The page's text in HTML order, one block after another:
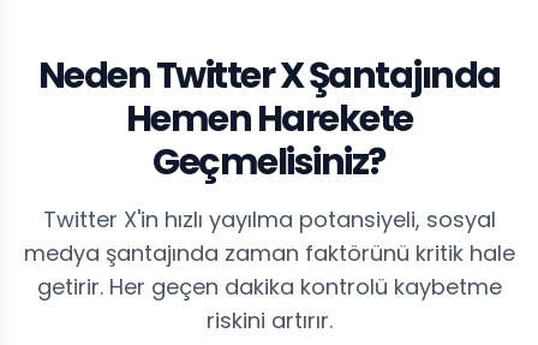
Neden Twitter X Şantajında
Hemen Harekete
Geçmelisiniz?
Twitter X'in hızlı yayılma potansiyeli, sosyal
medya şantajında zaman faktörünü kritik hale
getirir. Her geçen dakika kontrolü kaybetme
riskini artırır.